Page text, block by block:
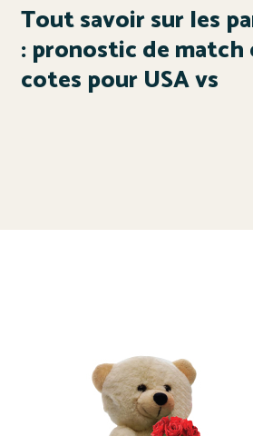
Tout savoir sur les
: pronostic de match
cotes pour USA vs